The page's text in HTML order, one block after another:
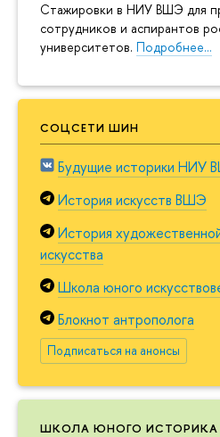
Cтажировки в НИУ ВШЭ для
сотрудников и аспирантов
университетов. Подробнее…
СОЦСЕТИ ШИН
Будущие историки НИУ
История искусств ВШЭ
История
искусства
Школа юного
Блокнот антрополога
Подписаться на анонсы
ШКОЛА ЮНОГО